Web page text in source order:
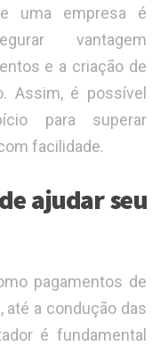
uma empresa é
vantagem
e a criação de
Assim, é possível
para superar
facilidade.
ajudar seu
pagamentos de
até a condução das
é fundamental